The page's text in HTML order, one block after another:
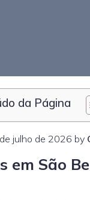
da Página
julho de 2026 by
em São